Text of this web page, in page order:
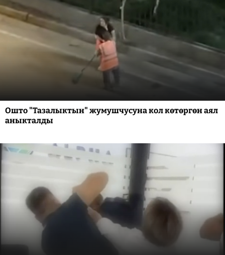
Ошто "Тазалыктын" жумушчусуна кол көтөргөн аял
аныкталды